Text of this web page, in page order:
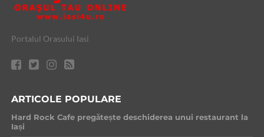
Portalul Orasului Iasi
ARTICOLE POPULARE
Hard Rock Cafe pregătește deschiderea unui restaurant la
Iași